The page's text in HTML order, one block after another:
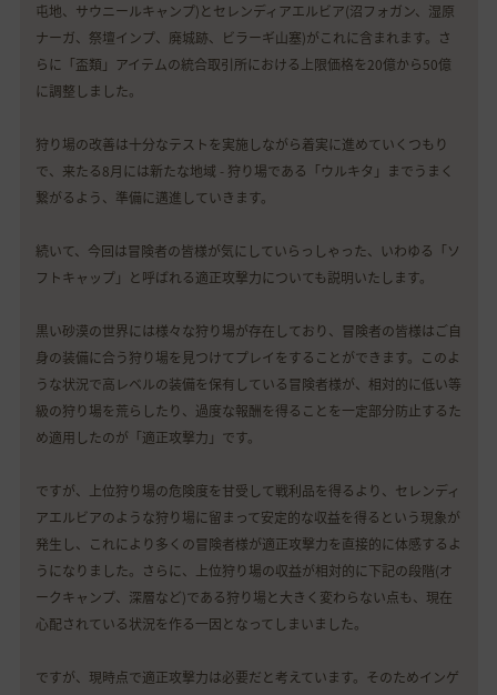
屯地、サウニールキャンプ)とセレンディアエルビア(沼フォガン、湿原
ナーガ、祭壇インプ、廃城跡、ビラーギ山塞)がこれに含まれます。さ
らに「盃類」アイテムの統合取引所における上限価格を20億から50億
に調整しました。
狩り場の改善は十分なテストを実施しながら着実に進めていくつもり
で、来たる8月には新たな地域 - 狩り場である「ウルキタ」までうまく
繋がるよう、準備に邁進していきます。
続いて、今回は冒険者の皆様が気にしていらっしゃった、いわゆる「ソ
フトキャップ」と呼ばれる適正攻撃力についても説明いたします。
黒い砂漠の世界には様々な狩り場が存在しており、冒険者の皆様はご自
身の装備に合う狩り場を見つけてプレイをすることができます。このよ
うな状況で高レベルの装備を保有している冒険者様が、相対的に低い等
級の狩り場を荒らしたり、過度な報酬を得ることを一定部分防止するた
め適用したのが「適正攻撃力」です。
ですが、上位狩り場の危険度を甘受して戦利品を得るより、セレンディ
アエルビアのような狩り場に留まって安定的な収益を得るという現象が
発生し、これにより多くの冒険者様が適正攻撃力を直接的に体感するよ
うになりました。さらに、上位狩り場の収益が相対的に下記の段階(オ
ークキャンプ、深層など)である狩り場と大きく変わらない点も、現在
心配されている状況を作る一因となってしまいました。
ですが、現時点で適正攻撃力は必要だと考えています。そのためインゲ